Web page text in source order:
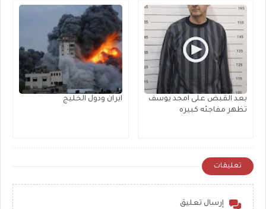
بعد القبض على امجد يوسف
تظهر مفاجئه كبيره
ايران ودول الخليج
تعليقات
إرسال تعليق